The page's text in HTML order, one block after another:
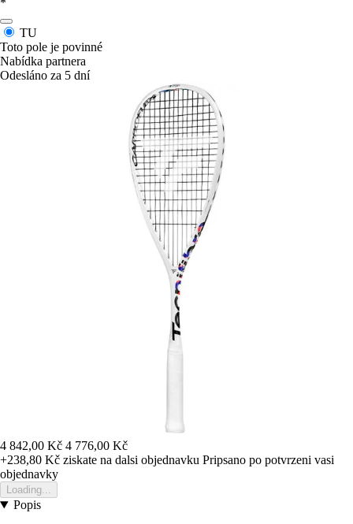
*
TU
Toto pole je povinné
Nabídka partnera
Odesláno za 5 dní
4 842,00 Kč 4 776,00 Kč
+238,80 Kč ziskate na dalsi objednavku Pripsano po potvrzeni vasi
objednavky
Loading...
Popis